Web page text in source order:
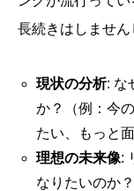
長続きはしません
現状の分析: な
か？（例：今
たい、もっと
理想の未来像:
なりたいのか？